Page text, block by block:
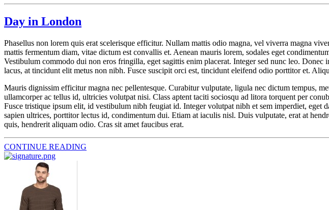
Day in London
Phasellus non lorem quis erat scelerisque efficitur. Nullam mattis odio magna, vel viverra magna
mattis fermentum diam, vitae dictum est convallis et. Aenean mauris lorem, sodales eget
Vestibulum commodo dui non eros fringilla, eget sagittis enim placerat. Integer sed nunc leo.
lacus, at tincidunt elit metus non nibh. Fusce suscipit orci est, tincidunt eleifend odio porttitor et.
Mauris dignissim efficitur magna nec pellentesque. Curabitur vulputate, ligula nec dictum tempus,
ullamcorper ac tellus id, ultricies volutpat nisi. Class aptent taciti sociosqu ad litora torquent per
Fusce tristique ipsum elit, id vestibulum nibh feugiat id. Integer volutpat nibh et sem imperdiet, eget
sapien ultrices, porttitor lectus id, condimentum dui. Etiam at iaculis nisl. Duis vulputate, erat at
quis, hendrerit aliquam odio. Cras sit amet faucibus erat.
CONTINUE READING